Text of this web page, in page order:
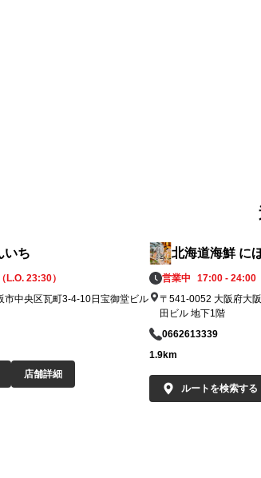
いち
23:30）
市中央区瓦町3-4-10日宝御堂ビル
店舗詳細
北海道海鮮 に
営業中
17:00 - 24:00
〒541-0052 大阪府大
田ビル 地下1階
0662613339
1.9km
ルートを検索する